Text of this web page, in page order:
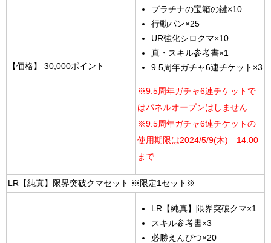
【価格】 30,000ポイント
プラチナの宝箱の鍵×10
行動パン×25
UR強化シロクマ×10
真・スキル参考書×1
9.5周年ガチャ6連チケット×3
※9.5周年ガチャ6連チケットで
はパネルオープンはしません
※9.5周年ガチャ6連チケットの
使用期限は2024/5/9(木) 14:00
まで
LR【純真】限界突破クマセット ※限定1セット※
LR【純真】限界突破クマ×1
スキル参考書×3
必勝えんぴつ×20